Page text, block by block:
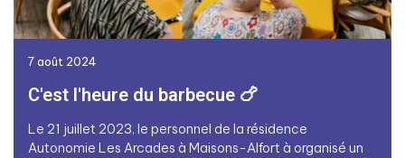
7 août 2024
C'est l'heure du barbecue 🍗
Le 21 juillet 2023, le personnel de la résidence
Autonomie Les Arcades à Maisons-Alfort à organisé un